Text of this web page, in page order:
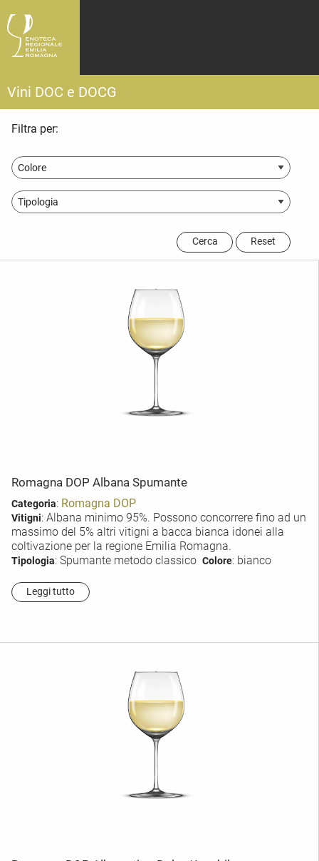
Vini DOC e DOCG
Filtra per:
Cerca Reset
Romagna DOP Albana Spumante
Categoria: Romagna DOP
Vitigni: Albana minimo 95%. Possono concorrere fino ad un
massimo del 5% altri vitigni a bacca bianca idonei alla
coltivazione per la regione Emilia Romagna.
Tipologia: Spumante metodo classico Colore: bianco
Leggi tutto